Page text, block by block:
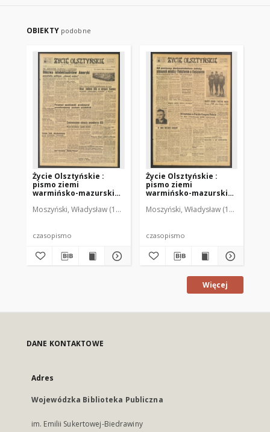
OBIEKTY podobne
Życie Olsztyńskie :
pismo ziemi
warmińsko-mazurskiej,
Moszyński, Władysław (1922-2001). Red. Mroczkowski, Włodzimierz
czasopismo
Życie Olsztyńskie :
pismo ziemi
warmińsko-mazurskiej,
Moszyński, Władysław (1922-2001).
czasopismo
Więcej
DANE KONTAKTOWE
Adres
Wojewódzka Biblioteka Publiczna
im. Emilii Sukertowej-Biedrawiny